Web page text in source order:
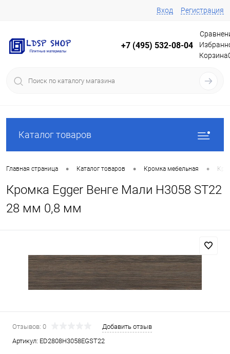
Вход Регистрация
+7 (495) 532-08-04
Корзина
Каталог товаров
Главная страница • Каталог товаров • Кромка мебельная •
Кромка Egger Венге Мали H3058 ST22
28 мм 0,8 мм
Отзывов: 0
Добавить отзыв
Артикул: ED2808H3058EGST22